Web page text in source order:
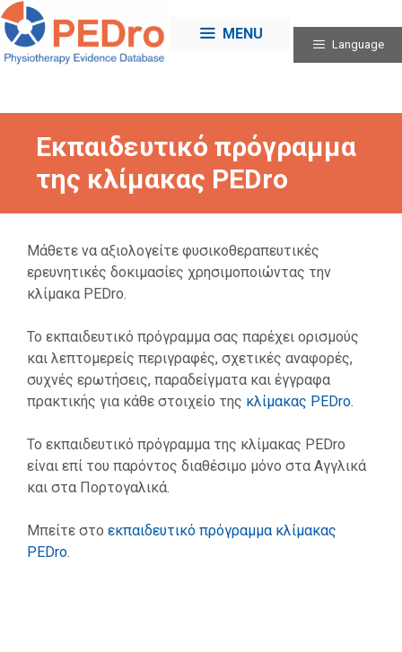
Skip
to
content
MENU
Language
Εκπαιδευτικό πρόγραμμα
της κλίμακας PEDro
Μάθετε να αξιολογείτε φυσικοθεραπευτικές
ερευνητικές δοκιμασίες χρησιμοποιώντας την
κλίμακα PEDro.
Το εκπαιδευτικό πρόγραμμα σας παρέχει ορισμούς
και λεπτομερείς περιγραφές, σχετικές αναφορές,
συχνές ερωτήσεις, παραδείγματα και έγγραφα
πρακτικής για κάθε στοιχείο της κλίμακας PEDro.
Το εκπαιδευτικό πρόγραμμα της κλίμακας PEDro
είναι επί του παρόντος διαθέσιμο μόνο στα Αγγλικά
και στα Πορτογαλικά.
Μπείτε στο εκπαιδευτικό πρόγραμμα κλίμακας
PEDro.